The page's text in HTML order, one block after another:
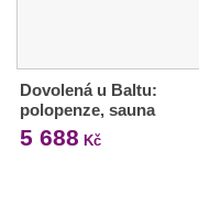
Dovolená u Baltu:
polopenze, sauna
5 688 Kč